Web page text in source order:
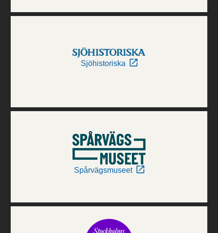
Sjöhistoriska
Spårvägsmuseet